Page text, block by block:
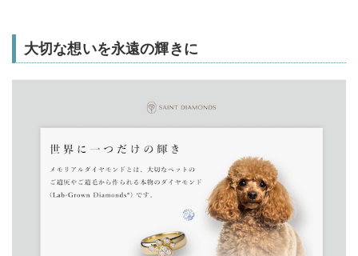
大切な想いを永遠の輝きに